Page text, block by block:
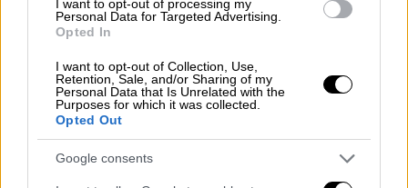
I want to opt-out of processing my
Personal Data for Targeted Advertising.
Opted In
I want to opt-out of Collection, Use,
Retention, Sale, and/or Sharing of my
Personal Data that Is Unrelated with the
Purposes for which it was collected.
Opted Out
Google consents
ΑΔΕΣΜΕΥΤΟ ΙΑΤΡΙΚΟ ΜΕΤΩΠΟ-ΔΗ.Κ.Ι-Ι.Σ.Α :
41,11% (7 έδρες)
ΕΝΕΡΓΟΙ ΙΑΤΡΟΙ :10,3% (2 έδρες)
ΔΗΜΟΚΡΑΤΙΚΗ ΠΑΝΕΠΙΣΤΗΜΟΝΙΚΗ
ΚΙΝΗΣΗ – ΔΗ.ΠΑ.Κ. : 9,84% (2 έδρες, συν 1
από τις τελευταίες εκλογές)
ΕΝΩΤΙΚΟ ΚΙΝΗΜΑ ΓΙΑ ΤΗΝ ΑΝΑΤΡΟΠΗ :